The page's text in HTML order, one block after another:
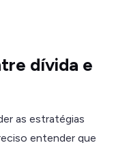
dívida e
as estratégias
entender que